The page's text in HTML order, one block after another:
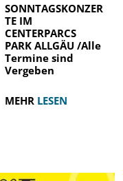
SONNTAGSKONZER
TE IM
CENTERPARCS
PARK ALLGÄU /Alle
Termine sind
Vergeben
MEHR LESEN